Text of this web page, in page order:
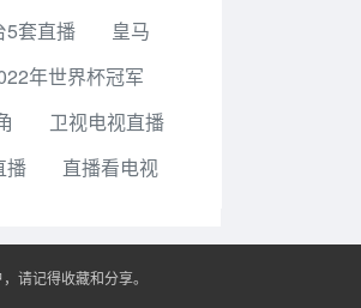
5套直播
皇马
年世界杯冠军
卫视电视直播
播
直播看电视
请记得收藏和分享。